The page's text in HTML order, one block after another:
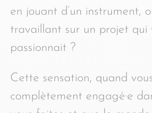
en jouant d’un instrument,
travaillant sur un projet qui
passionnait ?
Cette sensation, quand
complètement engagé·e